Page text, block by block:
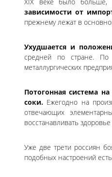
зависимости от
прежнему лежат в
Ухудшается и
средней по стране. По
металлургических
Потогонная система
соки. Ежегодно на
отвечающих
восстанавливать
Уже две трети россиян
подобных настроений